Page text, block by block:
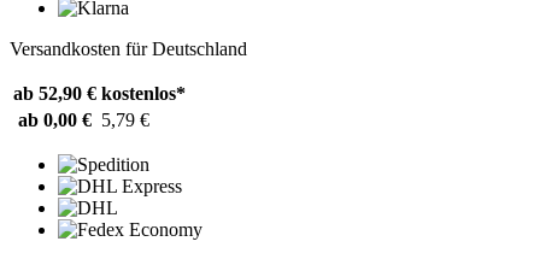
Versandkosten für Deutschland
ab 52,90 € kostenlos*
ab 0,00 € 5,79 €